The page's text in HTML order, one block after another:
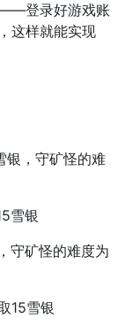
登录好游戏账
这样就能实现
银，守矿怪的难
雪银
守矿怪的难度为
15雪银